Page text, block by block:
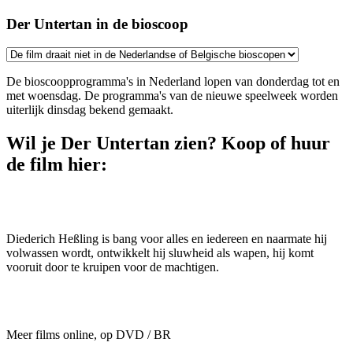
Der Untertan in de bioscoop
De bioscoopprogramma's in Nederland lopen van donderdag tot en
met woensdag. De programma's van de nieuwe speelweek worden
uiterlijk dinsdag bekend gemaakt.
Wil je Der Untertan zien? Koop of huur
de film hier:
Diederich Heßling is bang voor alles en iedereen en naarmate hij
volwassen wordt, ontwikkelt hij sluwheid als wapen, hij komt
vooruit door te kruipen voor de machtigen.
Meer films online, op DVD / BR